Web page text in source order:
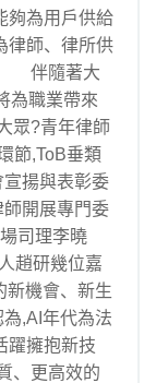
夠為用戶供給
律師、律所供
伴隨著大
為職業帶來
眾?青年律師
節,ToB垂類
揚與表彰委
開展專門委
司理李曉
趙研幾位嘉
新機會、新生
,AI年代為法
躍擁抱新技
、更高效的